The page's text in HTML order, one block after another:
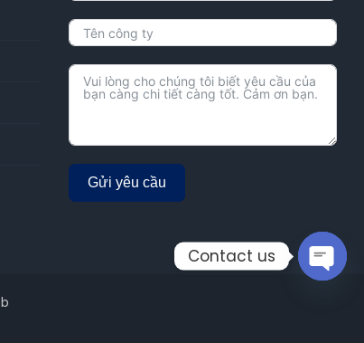
Gửi yêu cầu
Contact us